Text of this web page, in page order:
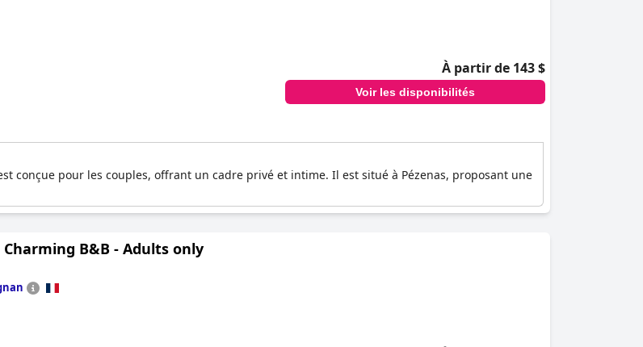
À partir de 143 $
Voir les disponibilités
conçue pour les couples, offrant un cadre privé et intime. Il est situé à Pézenas, proposant une
Charming B&B - Adults only